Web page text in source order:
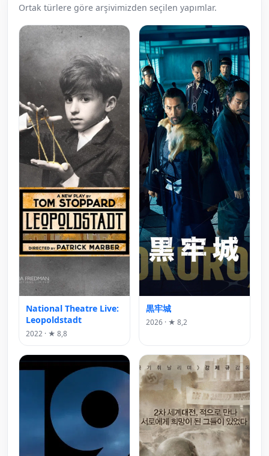
Ortak türlere göre arşivimizden seçilen yapımlar.
National Theatre Live:
Leopoldstadt
2022 · ★ 8,8
黒牢城
2026 · ★ 8,2